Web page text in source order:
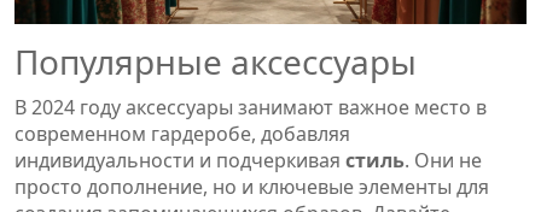
Популярные аксессуары
В 2024 году аксессуары занимают важное место в
современном гардеробе, добавляя
индивидуальности и подчеркивая стиль. Они не
просто дополнение, но и ключевые элементы для